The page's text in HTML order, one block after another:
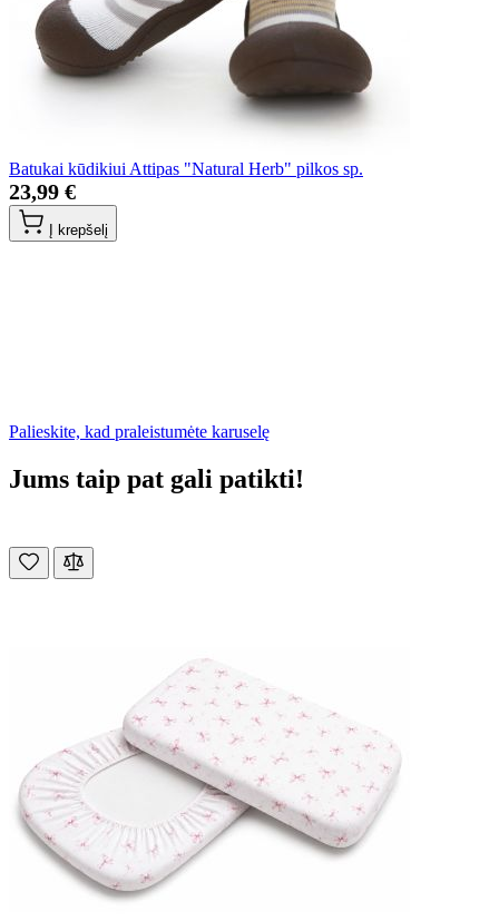
Batukai kūdikiui Attipas "Natural Herb" pilkos sp.
23,99 €
Į krepšelį
Palieskite, kad praleistumėte karuselę
Jums taip pat gali patikti!